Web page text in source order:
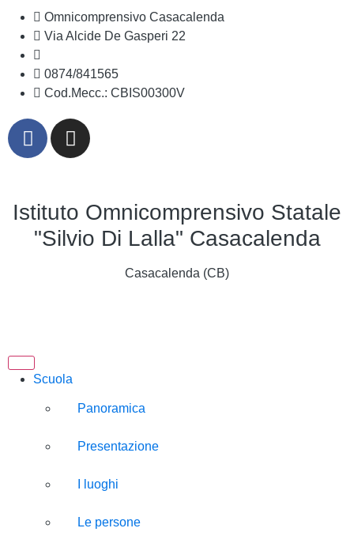
Omnicomprensivo Casacalenda
Via Alcide De Gasperi 22
0874/841565
Cod.Mecc.: CBIS00300V
Istituto Omnicomprensivo Statale
"Silvio Di Lalla" Casacalenda
Casacalenda (CB)
Scuola
Panoramica
Presentazione
I luoghi
Le persone